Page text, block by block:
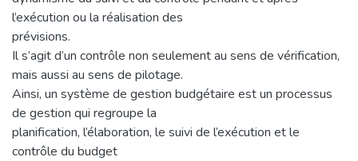
l’exécution ou la réalisation des
prévisions.
Il s’agit d’un contrôle non seulement au sens de vérification,
mais aussi au sens de pilotage.
Ainsi, un système de gestion budgétaire est un processus
de gestion qui regroupe la
planification, l’élaboration, le suivi de l’exécution et le
contrôle du budget